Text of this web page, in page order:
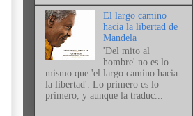
El largo camino
hacia la libertad de
Mandela
'Del mito al
hombre' no es lo
mismo que 'el largo camino hacia
la libertad'. Lo primero es lo
primero, y aunque la traduc...